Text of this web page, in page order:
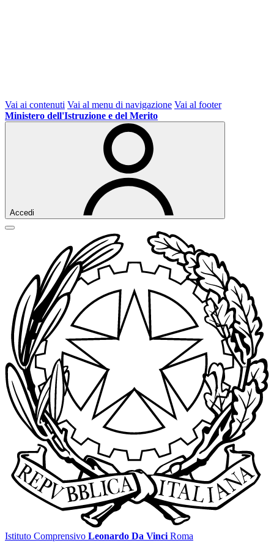
Vai ai contenuti Vai al menu di navigazione Vai al footer
Ministero dell'Istruzione e del Merito
Accedi
Istituto Comprensivo Leonardo Da Vinci Roma